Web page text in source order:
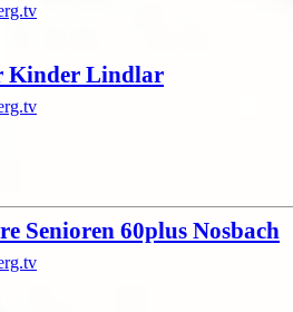
Kinder Lindlar
Senioren 60plus Nosbach